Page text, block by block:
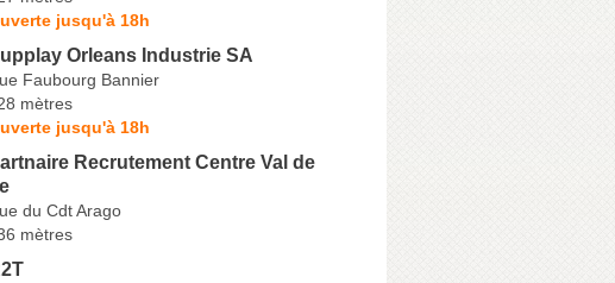
jusqu'à 18h
Orleans Industrie SA
Faubourg Bannier
mètres
jusqu'à 18h
Recrutement Centre Val de
du Cdt Arago
mètres